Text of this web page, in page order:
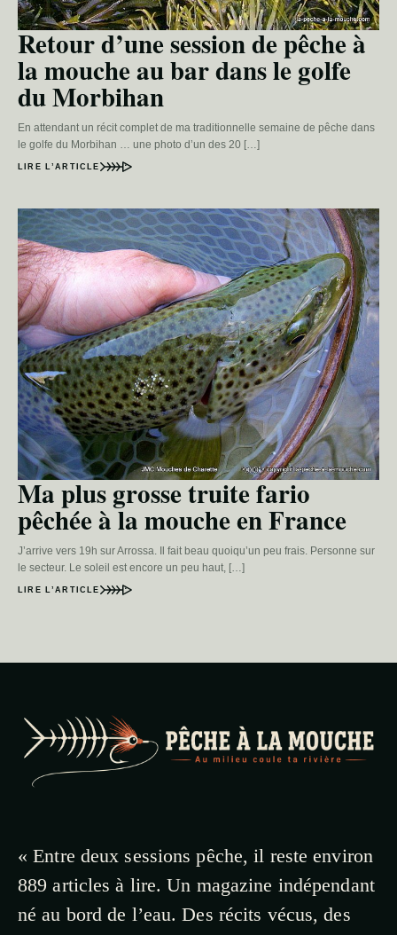
Retour d’une session de pêche à
la mouche au bar dans le golfe
du Morbihan
En attendant un récit complet de ma traditionnelle semaine de pêche dans
le golfe du Morbihan … une photo d’un des 20 […]
LIRE L’ARTICLE
Ma plus grosse truite fario
pêchée à la mouche en France
J’arrive vers 19h sur Arrossa. Il fait beau quoiqu’un peu frais. Personne sur
le secteur. Le soleil est encore un peu haut, […]
LIRE L’ARTICLE
« Entre deux sessions pêche, il reste environ
889 articles à lire. Un magazine indépendant
né au bord de l’eau. Des récits vécus, des